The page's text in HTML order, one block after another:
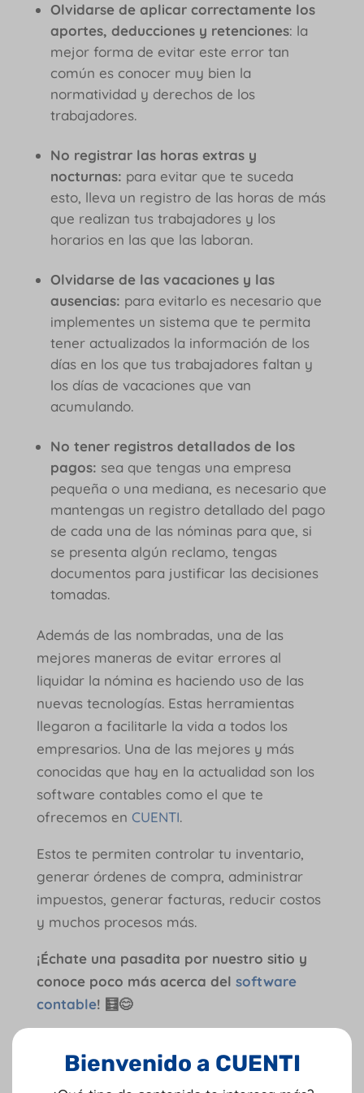
Olvidarse de aplicar correctamente los
aportes, deducciones y retenciones: la
mejor forma de evitar este error tan
común es conocer muy bien la
normatividad y derechos de los
trabajadores.
No registrar las horas extras y
nocturnas: para evitar que te suceda
esto, lleva un registro de las horas de más
que realizan tus trabajadores y los
horarios en las que las laboran.
Olvidarse de las vacaciones y las
ausencias: para evitarlo es necesario que
implementes un sistema que te permita
tener actualizados la información de los
días en los que tus trabajadores faltan y
los días de vacaciones que van
acumulando.
No tener registros detallados de los
pagos: sea que tengas una empresa
pequeña o una mediana, es necesario que
mantengas un registro detallado del pago
de cada una de las nóminas para que, si
se presenta algún reclamo, tengas
documentos para justificar las decisiones
tomadas.
Además de las nombradas, una de las
mejores maneras de evitar errores al
liquidar la nómina es haciendo uso de las
nuevas tecnologías. Estas herramientas
llegaron a facilitarle la vida a todos los
empresarios. Una de las mejores y más
conocidas que hay en la actualidad son los
software contables como el que te
ofrecemos en CUENTI.
Estos te permiten controlar tu inventario,
generar órdenes de compra, administrar
impuestos, generar facturas, reducir costos
y muchos procesos más.
¡Échate una pasadita por nuestro sitio y
conoce poco más acerca del software
contable! 🧮😊
pago: cómo corregir errores
Bienvenido a CUENTI